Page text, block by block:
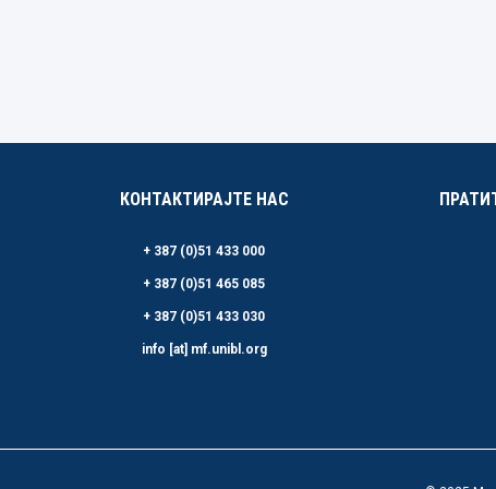
КОНТАКТИРАЈТЕ НАС
+ 387 (0)51 433 000
+ 387 (0)51 465 085
+ 387 (0)51 433 030
info [at] mf.unibl.org